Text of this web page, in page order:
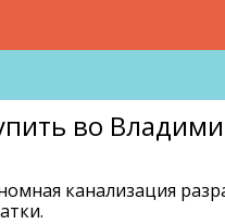
во
канализация